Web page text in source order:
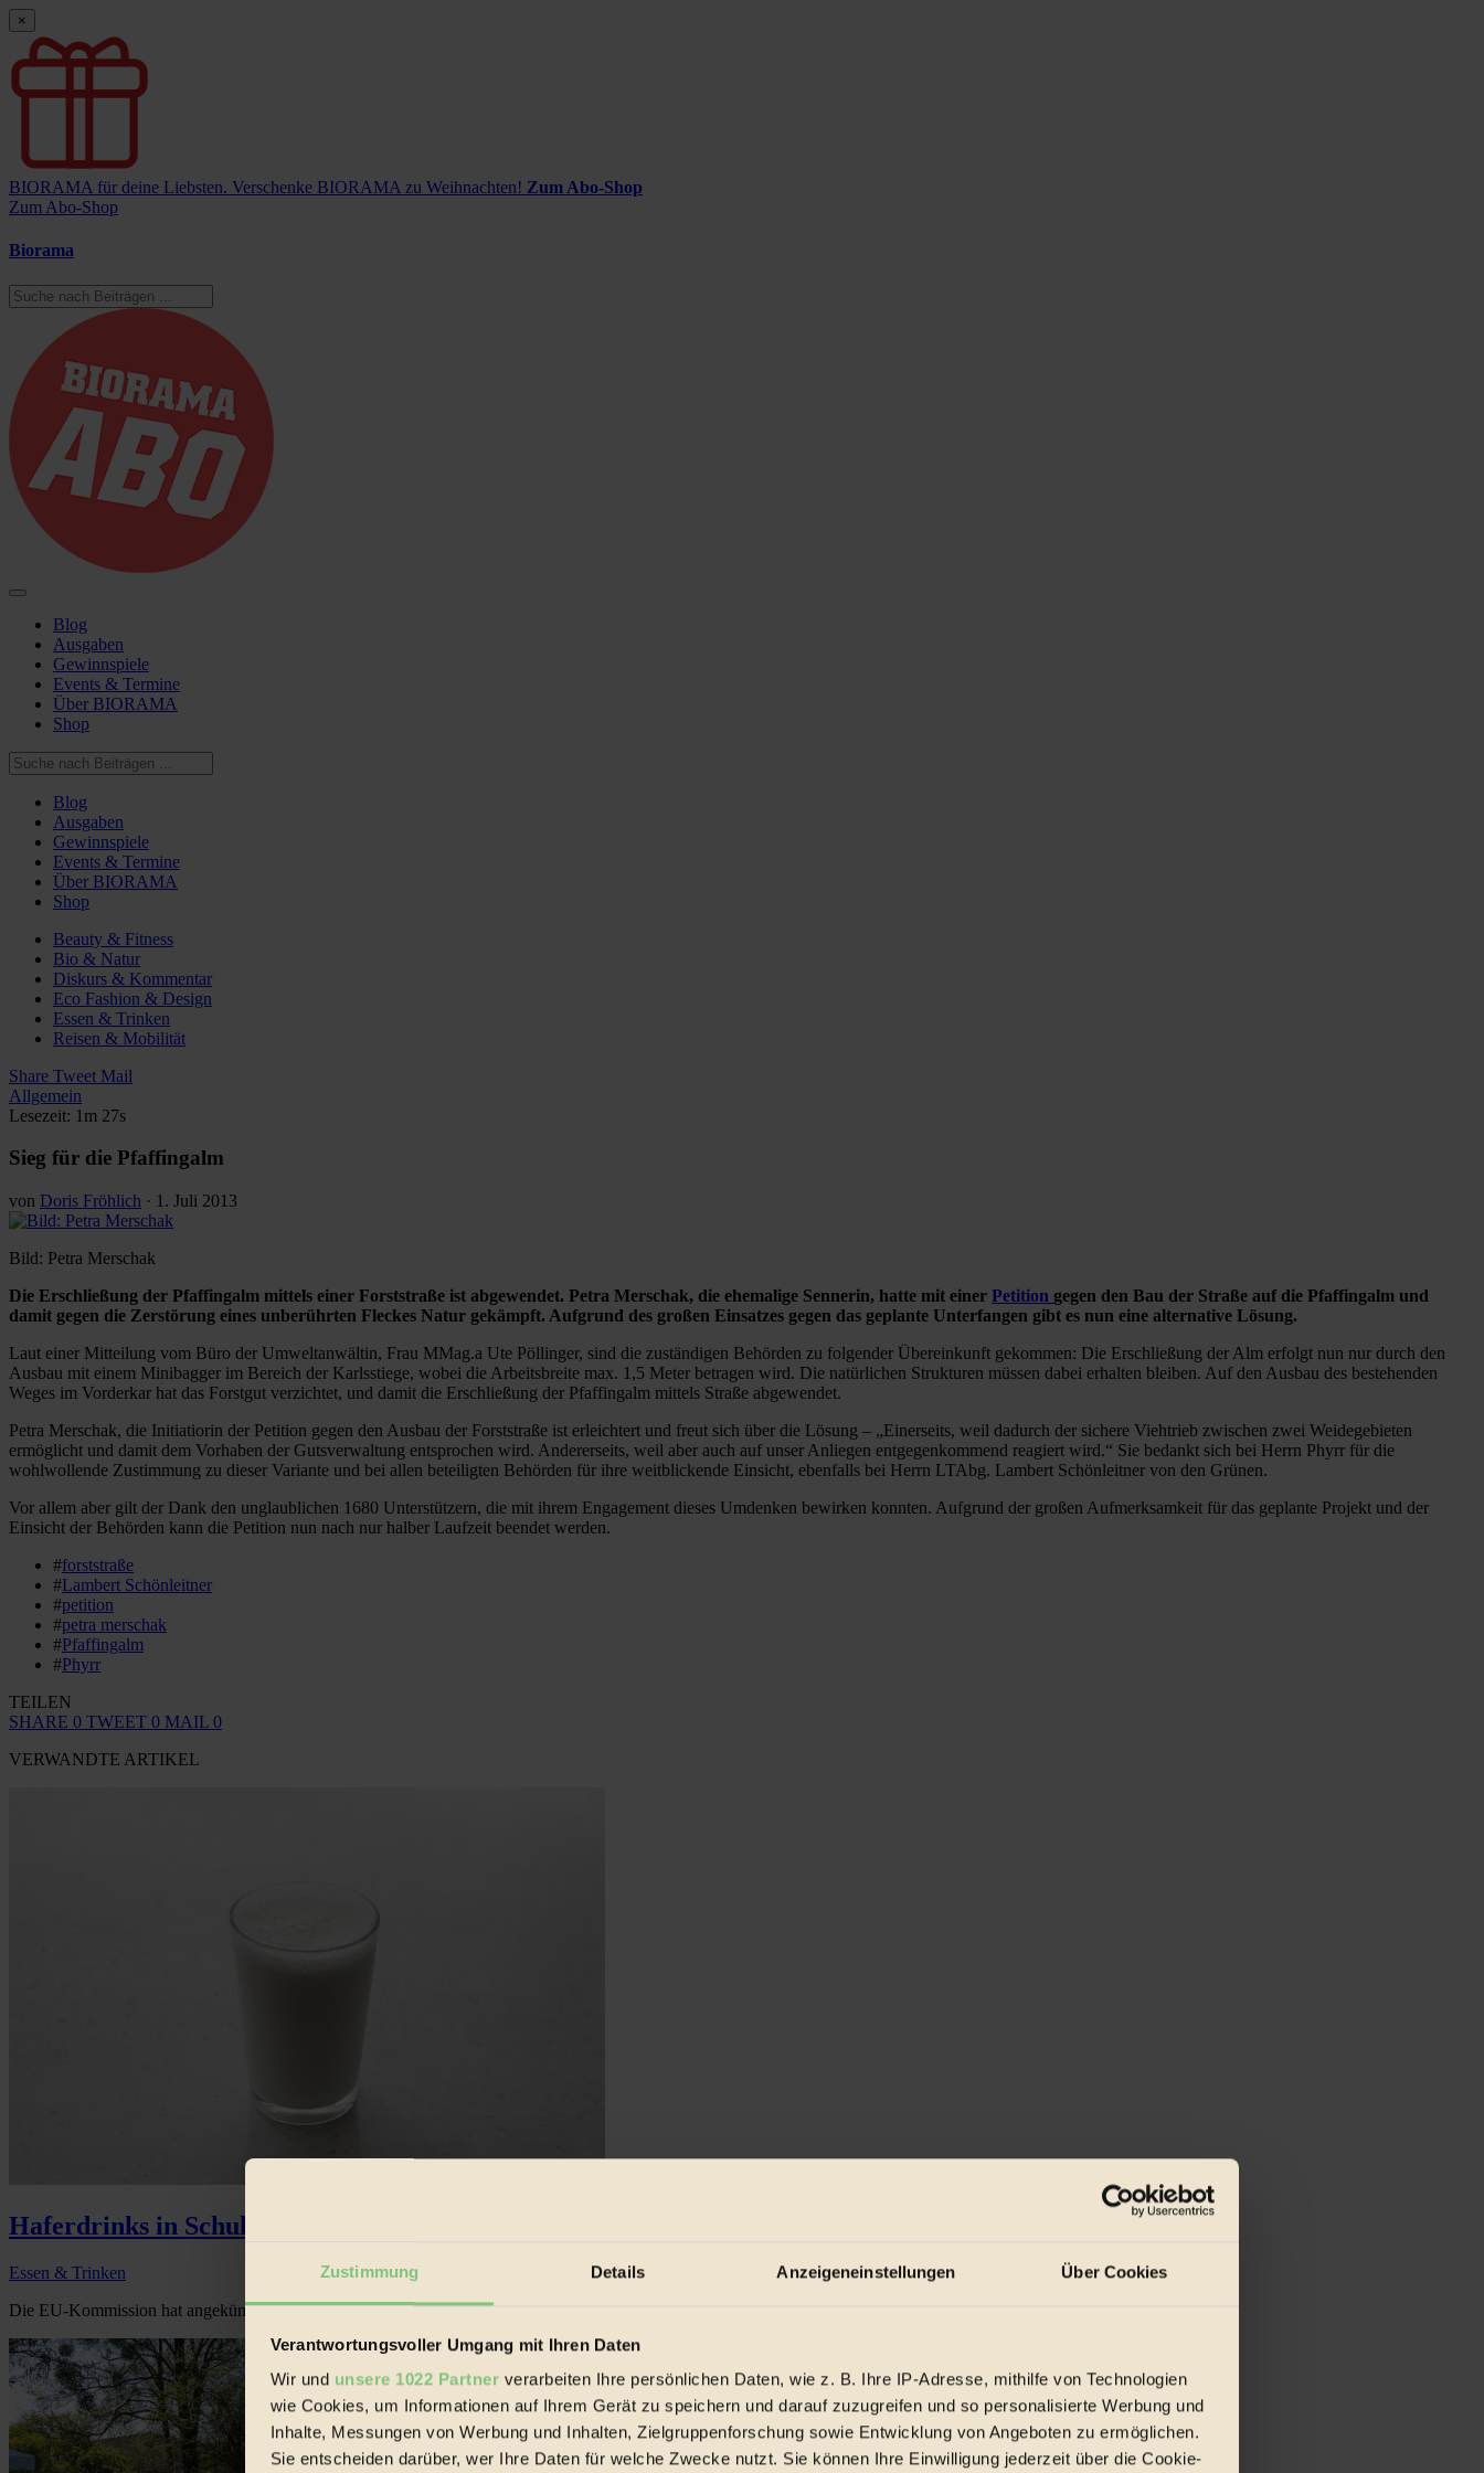
Zustimmung Details Anzeigeneinstellungen Über Cookies
Verantwortungsvoller Umgang mit Ihren Daten
Wir und unsere 1022 Partner verarbeiten Ihre persönlichen Daten, wie z. B. Ihre IP-Adresse, mithilfe von Technologien
wie Cookies, um Informationen auf Ihrem Gerät zu speichern und darauf zuzugreifen und so personalisierte Werbung und
Inhalte, Messungen von Werbung und Inhalten, Zielgruppenforschung sowie Entwicklung von Angeboten zu ermöglichen.
Sie entscheiden darüber, wer Ihre Daten für welche Zwecke nutzt. Sie können Ihre Einwilligung jederzeit über die Cookie-
×
BIORAMA für deine Liebsten. Verschenke BIORAMA zu Weihnachten! Zum Abo-Shop
Zum Abo-Shop
Biorama
Blog
Ausgaben
Gewinnspiele
Events & Termine
Über BIORAMA
Shop
Blog
Ausgaben
Gewinnspiele
Events & Termine
Über BIORAMA
Shop
Beauty & Fitness
Bio & Natur
Diskurs & Kommentar
Eco Fashion & Design
Essen & Trinken
Reisen & Mobilität
Share Tweet Mail
Allgemein
Lesezeit: 1m 27s
Sieg für die Pfaffingalm
von Doris Fröhlich · 1. Juli 2013
Bild: Petra Merschak
Die Erschließung der Pfaffingalm mittels einer Forststraße ist abgewendet. Petra Merschak, die ehemalige Sennerin, hatte mit einer Petition gegen den Bau der Straße auf die Pfaffingalm und
damit gegen die Zerstörung eines unberührten Fleckes Natur gekämpft. Aufgrund des großen Einsatzes gegen das geplante Unterfangen gibt es nun eine alternative Lösung.
Laut einer Mitteilung vom Büro der Umweltanwältin, Frau MMag.a Ute Pöllinger, sind die zuständigen Behörden zu folgender Übereinkunft gekommen: Die Erschließung der Alm erfolgt nun nur durch den
Ausbau mit einem Minibagger im Bereich der Karlsstiege, wobei die Arbeitsbreite max. 1,5 Meter betragen wird. Die natürlichen Strukturen müssen dabei erhalten bleiben. Auf den Ausbau des bestehenden
Weges im Vorderkar hat das Forstgut verzichtet, und damit die Erschließung der Pfaffingalm mittels Straße abgewendet.
Petra Merschak, die Initiatiorin der Petition gegen den Ausbau der Forststraße ist erleichtert und freut sich über die Lösung – „Einerseits, weil dadurch der sichere Viehtrieb zwischen zwei Weidegebieten
ermöglicht und damit dem Vorhaben der Gutsverwaltung entsprochen wird. Andererseits, weil aber auch auf unser Anliegen entgegenkommend reagiert wird.“ Sie bedankt sich bei Herrn Phyrr für die
wohlwollende Zustimmung zu dieser Variante und bei allen beteiligten Behörden für ihre weitblickende Einsicht, ebenfalls bei Herrn LTAbg. Lambert Schönleitner von den Grünen.
Vor allem aber gilt der Dank den unglaublichen 1680 Unterstützern, die mit ihrem Engagement dieses Umdenken bewirken konnten. Aufgrund der großen Aufmerksamkeit für das geplante Projekt und der
Einsicht der Behörden kann die Petition nun nach nur halber Laufzeit beendet werden.
#forststraße
#Lambert Schönleitner
#petition
#petra merschak
#Pfaffingalm
#Phyrr
TEILEN
SHARE 0 TWEET 0 MAIL 0
VERWANDTE ARTIKEL
Haferdrinks in Schulkantinen
Essen & Trinken
Die EU-Kommission hat angekündigt, das EU-Förderprogramm für Schulmilch zu überarbeiten, eine Petition für vegane Milchalternativen an ...